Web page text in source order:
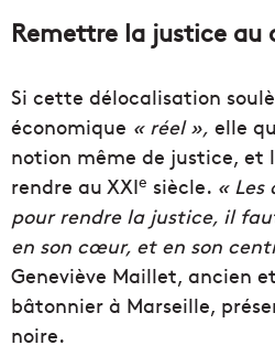
Remettre la justice
Si cette délocalisation
économique « réel », elle
notion même de justice, et
rendre au XXIe siècle. «
pour rendre la justice, il
en son cœur, et en son
Geneviève Maillet, ancien
bâtonnier à Marseille,
noire.